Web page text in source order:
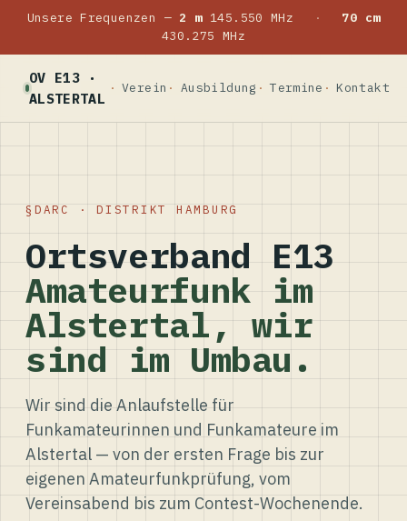
Unsere Frequenzen — 2 m145.550 MHz ·
70 cm
430.275 MHz
OV E13 ·
ALSTERTAL
Verein Ausbildung Termine Kontakt
DARC · DISTRIKT HAMBURG
Ortsverband E13
Amateurfunk im
Alstertal, wir
sind im Umbau.
Wir sind die Anlaufstelle für
Funkamateurinnen und Funkamateure im
Alstertal — von der ersten Frage bis zur
eigenen Amateurfunkprüfung, vom
Vereinsabend bis zum Contest-Wochenende.